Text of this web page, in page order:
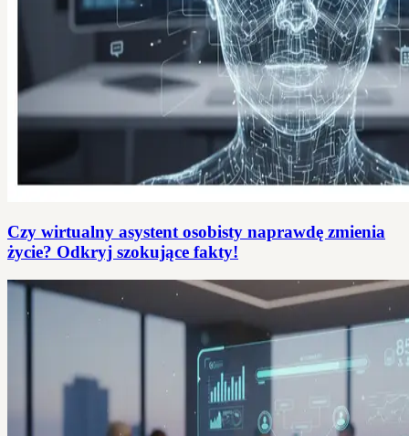
Czy wirtualny asystent osobisty naprawdę zmienia
życie? Odkryj szokujące fakty!